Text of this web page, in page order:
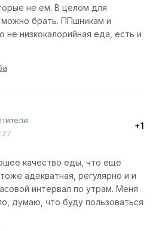
не ем. В целом для
брать. ППшникам и
не низкокалорийная еда, есть и
+1
качество еды, что еще
адекватная, регулярно и и
интервал по утрам. Меня
думаю, что буду пользоваться